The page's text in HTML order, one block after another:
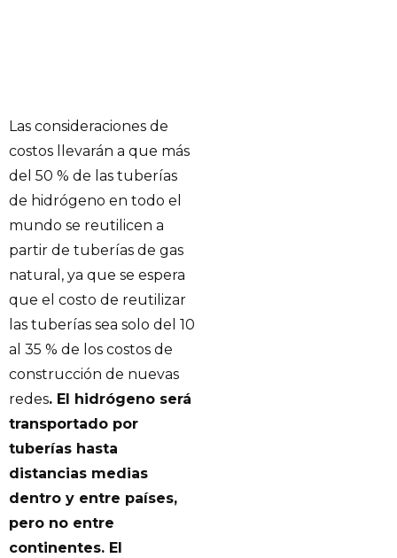
Las consideraciones de
costos llevarán a que más
del 50 % de las tuberías
de hidrógeno en todo el
mundo se reutilicen a
partir de tuberías de gas
natural, ya que se espera
que el costo de reutilizar
las tuberías sea solo del 10
al 35 % de los costos de
construcción de nuevas
redes. El hidrógeno será
transportado por
tuberías hasta
distancias medias
dentro y entre países,
pero no entre
continentes. El